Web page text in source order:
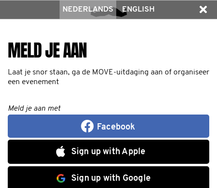
NEDERLANDS ENGLISH
MELD JE AAN
Laat je snor staan, ga de MOVE-uitdaging aan of organiseer
een evenement
Meld je aan met
Facebook
Sign up with Apple
Sign up with Google